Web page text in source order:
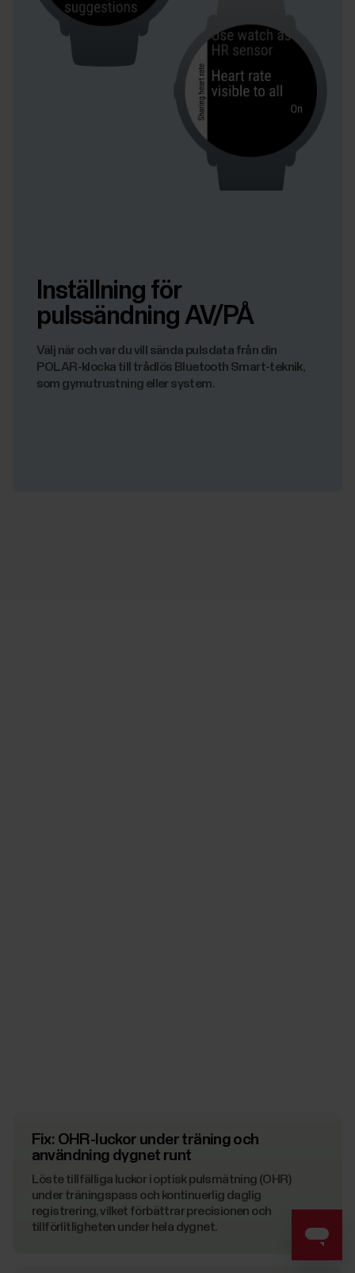
Inställning för
pulssändning AV/PÅ
Välj när och var du vill sända pulsdata från din
POLAR-klocka till trådlös Bluetooth Smart-teknik,
som gymutrustning eller system.
Fix: OHR-luckor under träning och
användning dygnet runt
Löste tillfälliga luckor i optisk pulsmätning (OHR)
under träningspass och kontinuerlig daglig
registrering, vilket förbättrar precisionen och
tillförlitligheten under hela dygnet.